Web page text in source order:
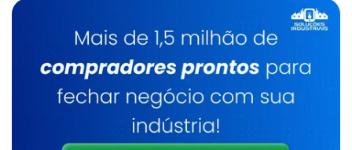
Caldeira A Óleo
Lavadores De Gases Para Caldeiras
Manutenção De Caldeiras A Gás Sp